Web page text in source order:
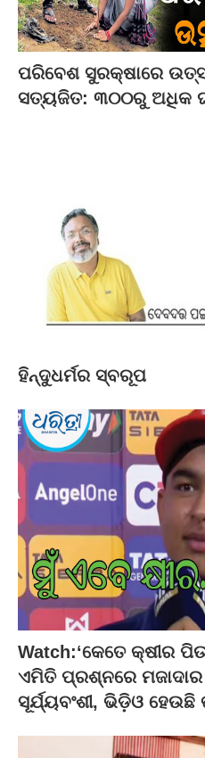
ପରିବେଶ ସୁରକ୍ଷାରେ
ସତ୍ୟଜିତ: ୩୦୦ରୁ ଅଧିକ
ହିନ୍ଦୁଧର୍ମର ସ୍ବରୂପ
Watch:‘କେତେ କ୍ଷୀର
ଏମିତି ପ୍ରଶ୍ନରେ
ସୂର୍ଯ୍ୟବଂଶୀ, ଭିଡ଼ିଓ ହେଉଛି